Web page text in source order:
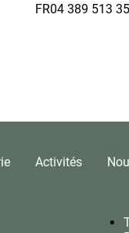
FR04 389 513
Activités